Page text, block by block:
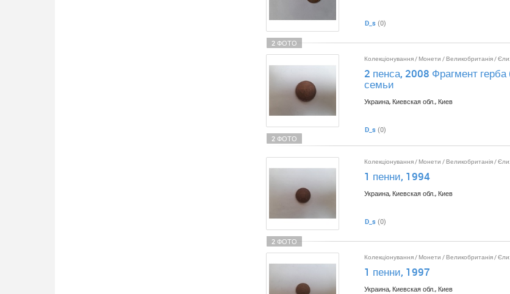
2 ФОТО
D_s (0)
2 ФОТО
Колекціонування/ Монети / Великобританія/
2 пенса, 2008 Фрагмент герба
семьи
Украина, Киевская обл., Киев
D_s (0)
2 ФОТО
Колекціонування/ Монети / Великобританія/
1 пенни, 1994
Украина, Киевская обл., Киев
D_s (0)
Колекціонування/ Монети / Великобританія/
1 пенни, 1997
Украина, Киевская обл., Киев